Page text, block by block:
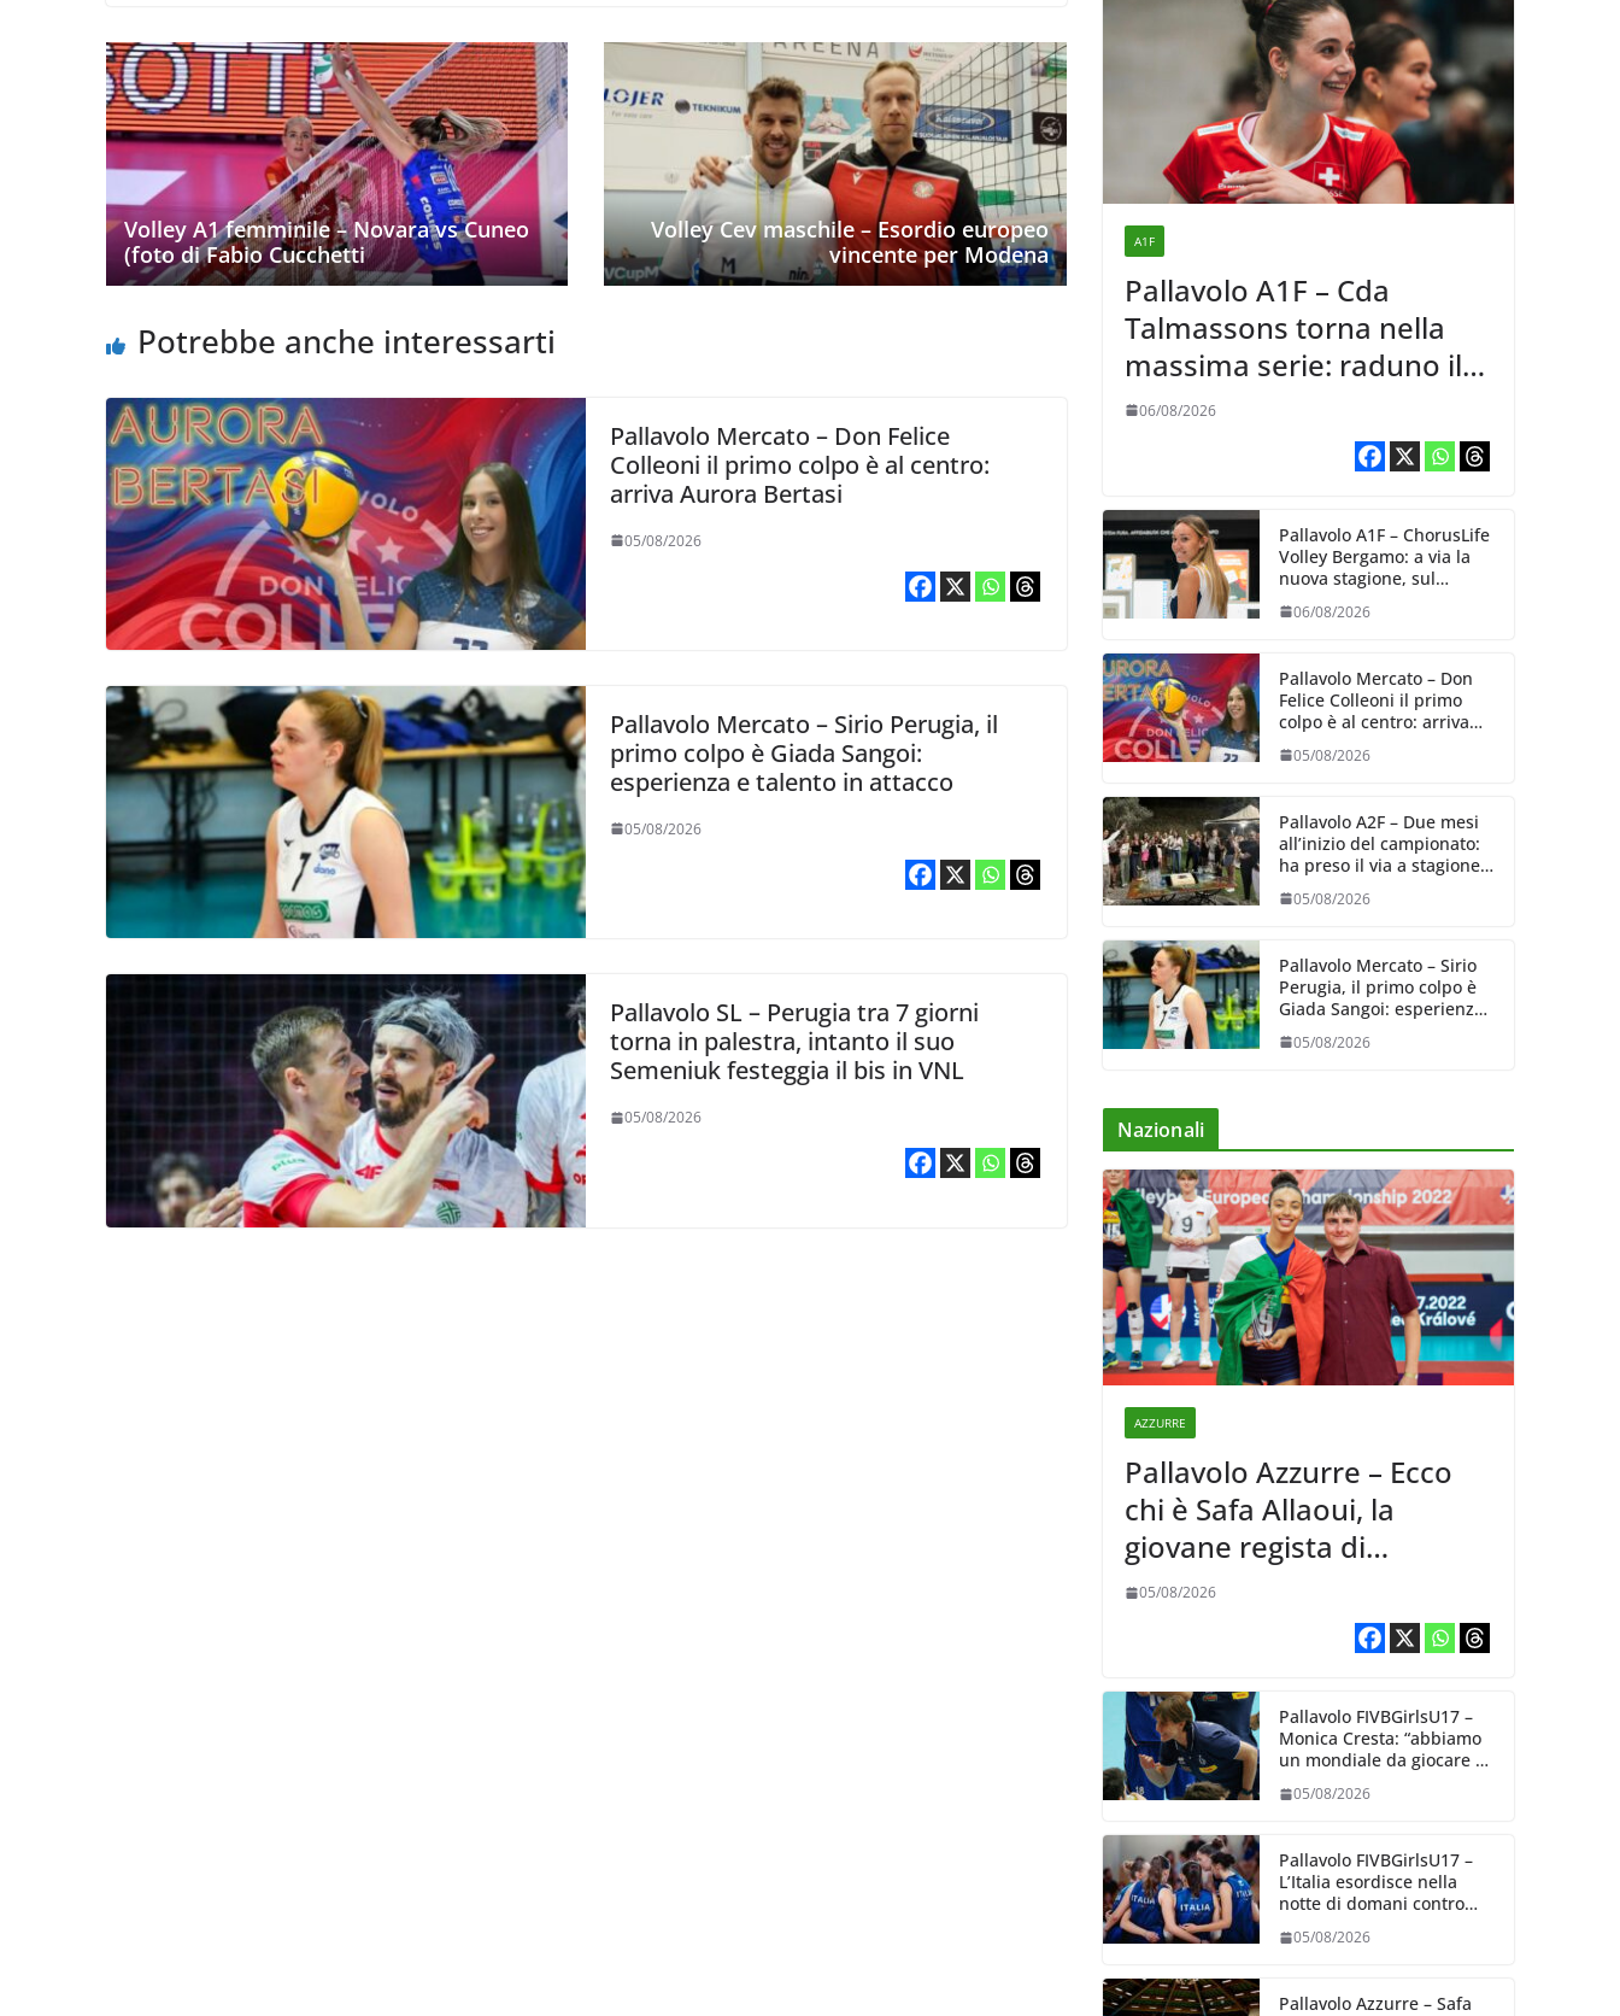
Volley A1 femminile – Novara vs Cuneo
(foto di Fabio Cucchetti
Volley Cev maschile – Esordio europeo
vincente per Modena
Potrebbe anche interessarti
Pallavolo Mercato – Don Felice
Colleoni il primo colpo è al centro:
arriva Aurora Bertasi
05/08/2026
Pallavolo Mercato – Sirio Perugia, il
primo colpo è Giada Sangoi:
esperienza e talento in attacco
05/08/2026
Pallavolo SL – Perugia tra 7 giorni
torna in palestra, intanto il suo
Semeniuk festeggia il bis in VNL
05/08/2026
A1F
Pallavolo A1F – Cda
Talmassons torna nella
massima serie: raduno il
10 agosto, i sogni di
06/08/2026
Pallavolo A1F – ChorusLife
Volley Bergamo: a via la
nuova stagione, sul
mercato si cerca la vice
Ungureanu
06/08/2026
Pallavolo Mercato – Don
Felice Colleoni il primo
colpo è al centro: arriva
Aurora Bertasi
05/08/2026
Pallavolo A2F – Due mesi
all’inizio del campionato:
ha preso il via a stagione
delle Black Angels
05/08/2026
Pallavolo Mercato – Sirio
Perugia, il primo colpo è
Giada Sangoi: esperienza
e talento in attacco
05/08/2026
Nazionali
AZZURRE
Pallavolo Azzurre – Ecco
chi è Safa Allaoui, la
giovane regista di
Bergamo convocata al
collegiale di Cavalese
05/08/2026
Pallavolo FIVBGirlsU17 –
Monica Cresta: “abbiamo
un mondiale da giocare al
capacità”
05/08/2026
Pallavolo FIVBGirlsU17 –
L’Italia esordisce nella
notte di domani contro
05/08/2026
Pallavolo Azzurre – Safa